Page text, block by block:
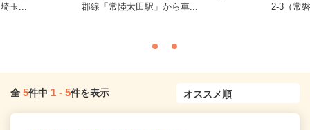
玉...
郡線「常陸太田駅」から車...
2-3（常
全 5件中 1 - 5件を表示